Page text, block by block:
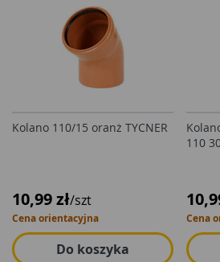
Kolano 110/15 oranż TYCNER
10,99 zł/szt
Cena orientacyjna
Do koszyka
110
Cena